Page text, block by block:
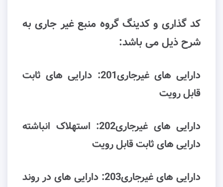
کد گذاری و کدینگ گروه منبع غیر جاری به
شرح ذیل می باشد:
دارایی های غیرجاری201: داراﯾﯽ ﻫﺎی ﺛﺎﺑﺖ
قابل رویت
دارایی های غیرجاری202: اﺳﺘﻬﻼک اﻧﺒﺎﺷﺘﻪ
داراﯾﯽ ﻫﺎی ﺛﺎﺑﺖ قابل رویت
دارایی های غیرجاری203: داراﯾﯽ ﻫﺎی در روند